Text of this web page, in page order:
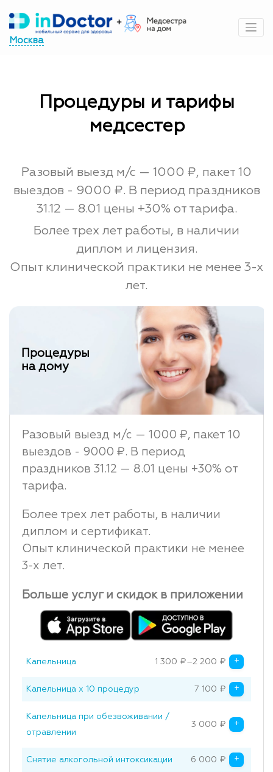
содержимому
Москва
Процедуры и тарифы
медсестер
Разовый выезд м/с — 1000 ₽, пакет 10
выездов - 9000 ₽. В период праздников
31.12 — 8.01 цены +30% от тарифа.
Более трех лет работы, в наличии
диплом и лицензия.
Опыт клинической практики не менее 3-х
лет.
Процедуры
на дому
Разовый выезд м/с — 1000 ₽, пакет 10
выездов - 9000 ₽. В период
праздников 31.12 — 8.01 цены +30% от
тарифа.
Более трех лет работы, в наличии
диплом и сертификат.
Опыт клинической практики не менее
3-х лет.
Больше услуг и скидок в приложении
Капельница 1 300 ₽–2 200 ₽
Price range: 1 300₽ through
+
Капельница x 10 процедур
Original price
7 100 ₽
Current price is: 7
+
Капельница при обезвоживании /
отравлении
Original price was:
3 000 ₽
Current price is: 3
+
Снятие алкогольной интоксикации
Original price was:
6 000 ₽
Current price is: 6
+